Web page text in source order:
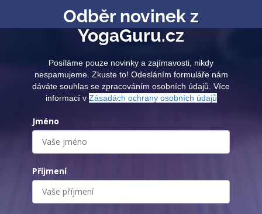
Odběr novinek z
YogaGuru.cz
Posíláme pouze novinky a zajímavosti, nikdy
nespamujeme. Zkuste to! Odesláním formuláře nám
dáváte souhlas se zpracováním osobních údajů. Více
informací v Zásadách ochrany osobních údajů
Jméno
Příjmení